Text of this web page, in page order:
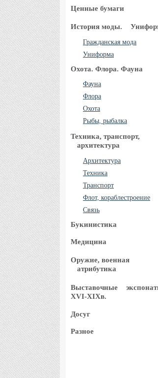
Ценные бумаги
История моды.
Гражданская мода
Униформа
Охота. Флора. Фауна
Фауна
Флора
Охота
Рыбы, рыбалка
Техника, транспорт,
архитектура
Архитектура
Техника
Транспорт
Флот, кораблестроение
Связь
Букинистика
Медицина
Оружие, военная
атрибутика
Выставочные
XVI-XIXв.
Досуг
Разное